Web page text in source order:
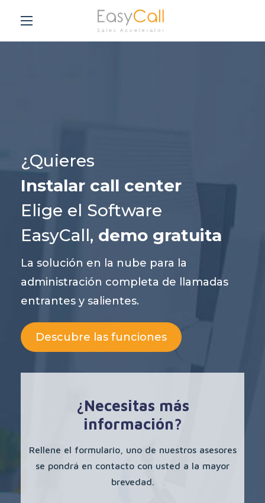
¿Quieres
Instalar call center
Elige el Software
EasyCall, demo gratuita
La solución en la nube para la
administración completa de llamadas
entrantes y salientes.
Descubre las funciones
¿Necesitas más
información?
Rellene el formulario, uno de nuestros asesores
se pondrá en contacto con usted a la mayor
brevedad.